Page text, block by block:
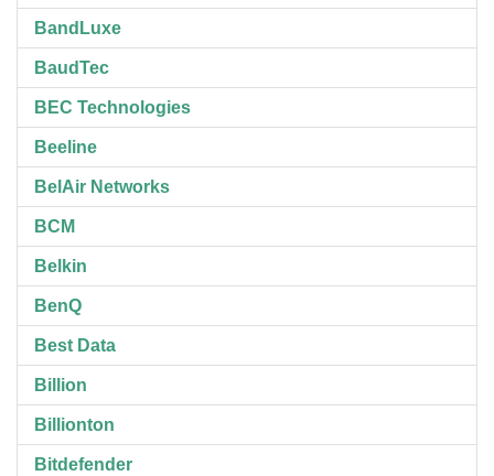
BandLuxe
BaudTec
BEC Technologies
Beeline
BelAir Networks
BCM
Belkin
BenQ
Best Data
Billion
Billionton
Bitdefender